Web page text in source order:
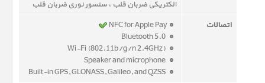
الکتریکی ضربان قلب ، سنسور نوری ضربان قلب
اتصالات
NFC for Apple Pay